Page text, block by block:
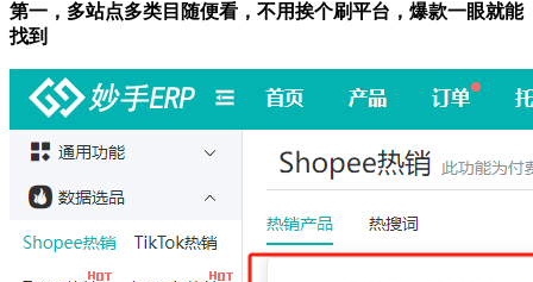
第一， 多站点多类目随便看，不用挨个刷平台，爆款一眼就能
找到